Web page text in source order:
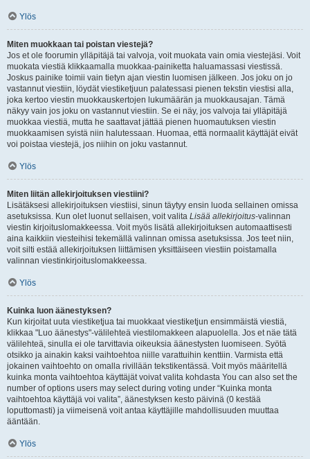
Ylös
Miten muokkaan tai poistan viestejä?
Jos et ole foorumin ylläpitäjä tai valvoja, voit muokata vain omia viestejäsi. Voit
muokata viestiä klikkaamalla muokkaa-painiketta haluamassasi viestissä.
Joskus painike toimii vain tietyn ajan viestin luomisen jälkeen. Jos joku on jo
vastannut viestiin, löydät viestiketjuun palatessasi pienen tekstin viestisi alla,
joka kertoo viestin muokkauskertojen lukumäärän ja muokkausajan. Tämä
näkyy vain jos joku on vastannut viestiin. Se ei näy, jos valvoja tai ylläpitäjä
muokkaa viestiä, mutta he saattavat jättää pienen huomautuksen viestin
muokkaamisen syistä niin halutessaan. Huomaa, että normaalit käyttäjät eivät
voi poistaa viestejä, jos niihin on joku vastannut.
Ylös
Miten liitän allekirjoituksen viestiini?
Lisätäksesi allekirjoituksen viestiisi, sinun täytyy ensin luoda sellainen omissa
asetuksissa. Kun olet luonut sellaisen, voit valita Lisää allekirjoitus-valinnan
viestin kirjoituslomakkeessa. Voit myös lisätä allekirjoituksen automaattisesti
aina kaikkiin viesteihisi tekemällä valinnan omissa asetuksissa. Jos teet niin,
voit silti estää allekirjoituksen liittämisen yksittäiseen viestiin poistamalla
valinnan viestinkirjoituslomakkeessa.
Ylös
Kuinka luon äänestyksen?
Kun kirjoitat uuta viestiketjua tai muokkaat viestiketjun ensimmäistä viestiä,
klikkaa "Luo äänestys"-välilehteä viestilomakkeen alapuolella. Jos et näe tätä
välilehteä, sinulla ei ole tarvittavia oikeuksia äänestysten luomiseen. Syötä
otsikko ja ainakin kaksi vaihtoehtoa niille varattuihin kenttiin. Varmista että
jokainen vaihtoehto on omalla rivillään tekstikentässä. Voit myös määritellä
kuinka monta vaihtoehtoa käyttäjät voivat valita kohdasta You can also set the
number of options users may select during voting under “Kuinka monta
vaihtoehtoa käyttäjä voi valita”, äänestyksen kesto päivinä (0 kestää
loputtomasti) ja viimeisenä voit antaa käyttäjille mahdollisuuden muuttaa
ääntään.
Ylös